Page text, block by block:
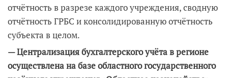
отчётность в разрезе каждого учреждения, сводную
отчётность ГРБС и консолидированную отчётность
субъекта в целом.
— Централизация бухгалтерского учёта в регионе
осуществлена на базе областного государственного